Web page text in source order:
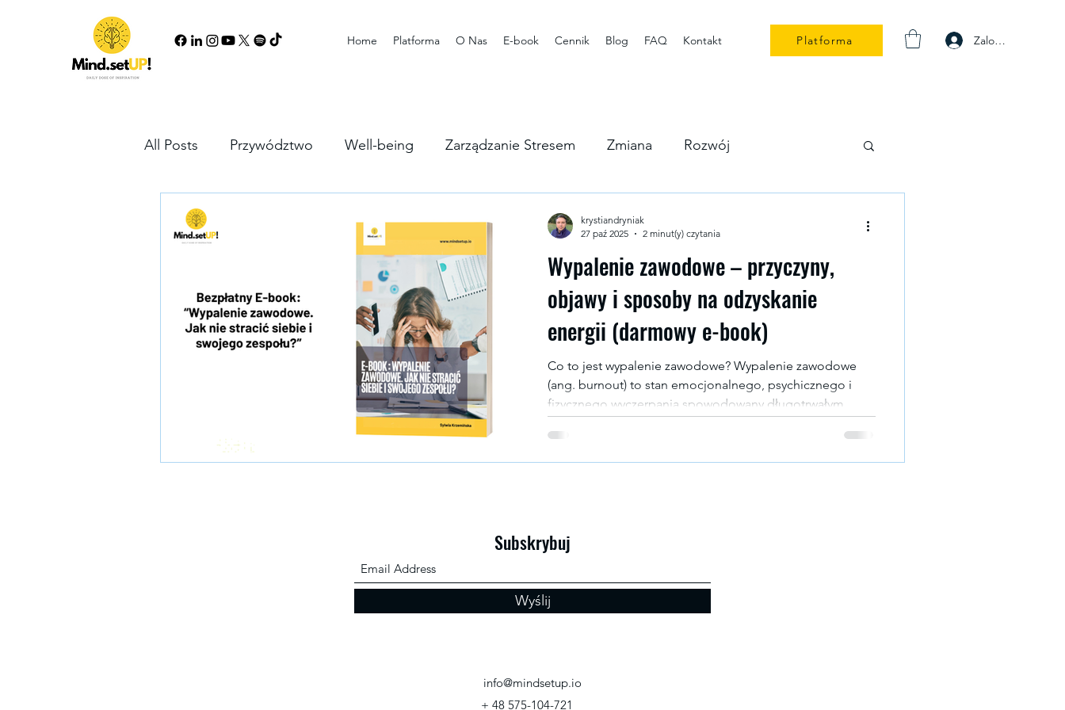
Home Platforma O Nas E-book Cennik Blog FAQ Kontakt Platforma Zaloguj się
All Posts Przywództwo Well-being Zarządzanie Stresem Zmiana Rozwój
Growth mindset
Wypalenie zawodowe – przyczyny,
objawy i sposoby na odzyskanie
energii (darmowy e-book)
Co to jest wypalenie zawodowe? Wypalenie zawodowe
(ang. burnout) to stan emocjonalnego, psychicznego i
fizycznego wyczerpania spowodowany długotrwałym
Zdrowia (WHO) , jest to syndrom związany z miejscem
pracy, który objawia się: uczuciem chronicznego
który narasta
krystiandryniak
27 paź 2025
2 minut(y) czytania
Subskrybuj
Wyślij
info@mindsetup.io
+ 48 575-104-721